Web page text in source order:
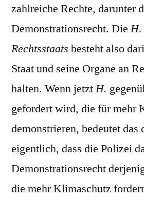
zahlreiche Rechte, darunter
Demonstrationsrecht. DieH.
Rechtsstaats besteht also
Staat und seine Organe an
halten. Wenn jetztH.
gefordert wird, die für mehr
demonstrieren, bedeutet das
eigentlich, dass die Polizei
Demonstrationsrecht
die mehr Klimaschutz